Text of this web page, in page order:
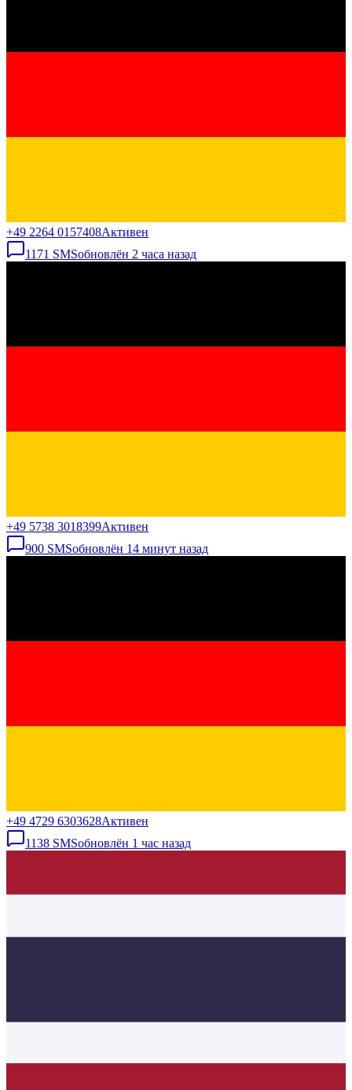
+49 2264 0157408Активен
1171 SMSобновлён 2 часа назад
+49 5738 3018399Активен
900 SMSобновлён 14 минут назад
+49 4729 6303628Активен
1138 SMSобновлён 1 час назад